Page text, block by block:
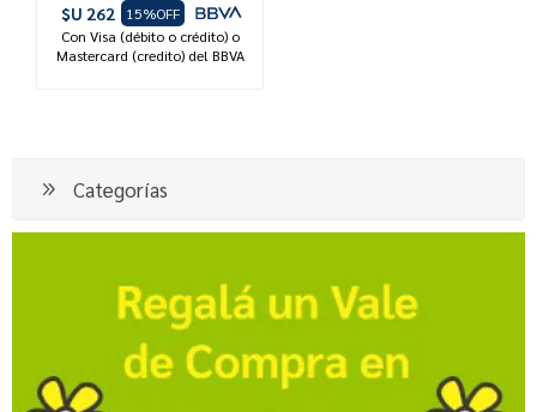
$U 262
15%OFF
Con Visa (débito o crédito) o
Mastercard (credito) del BBVA
Categorías